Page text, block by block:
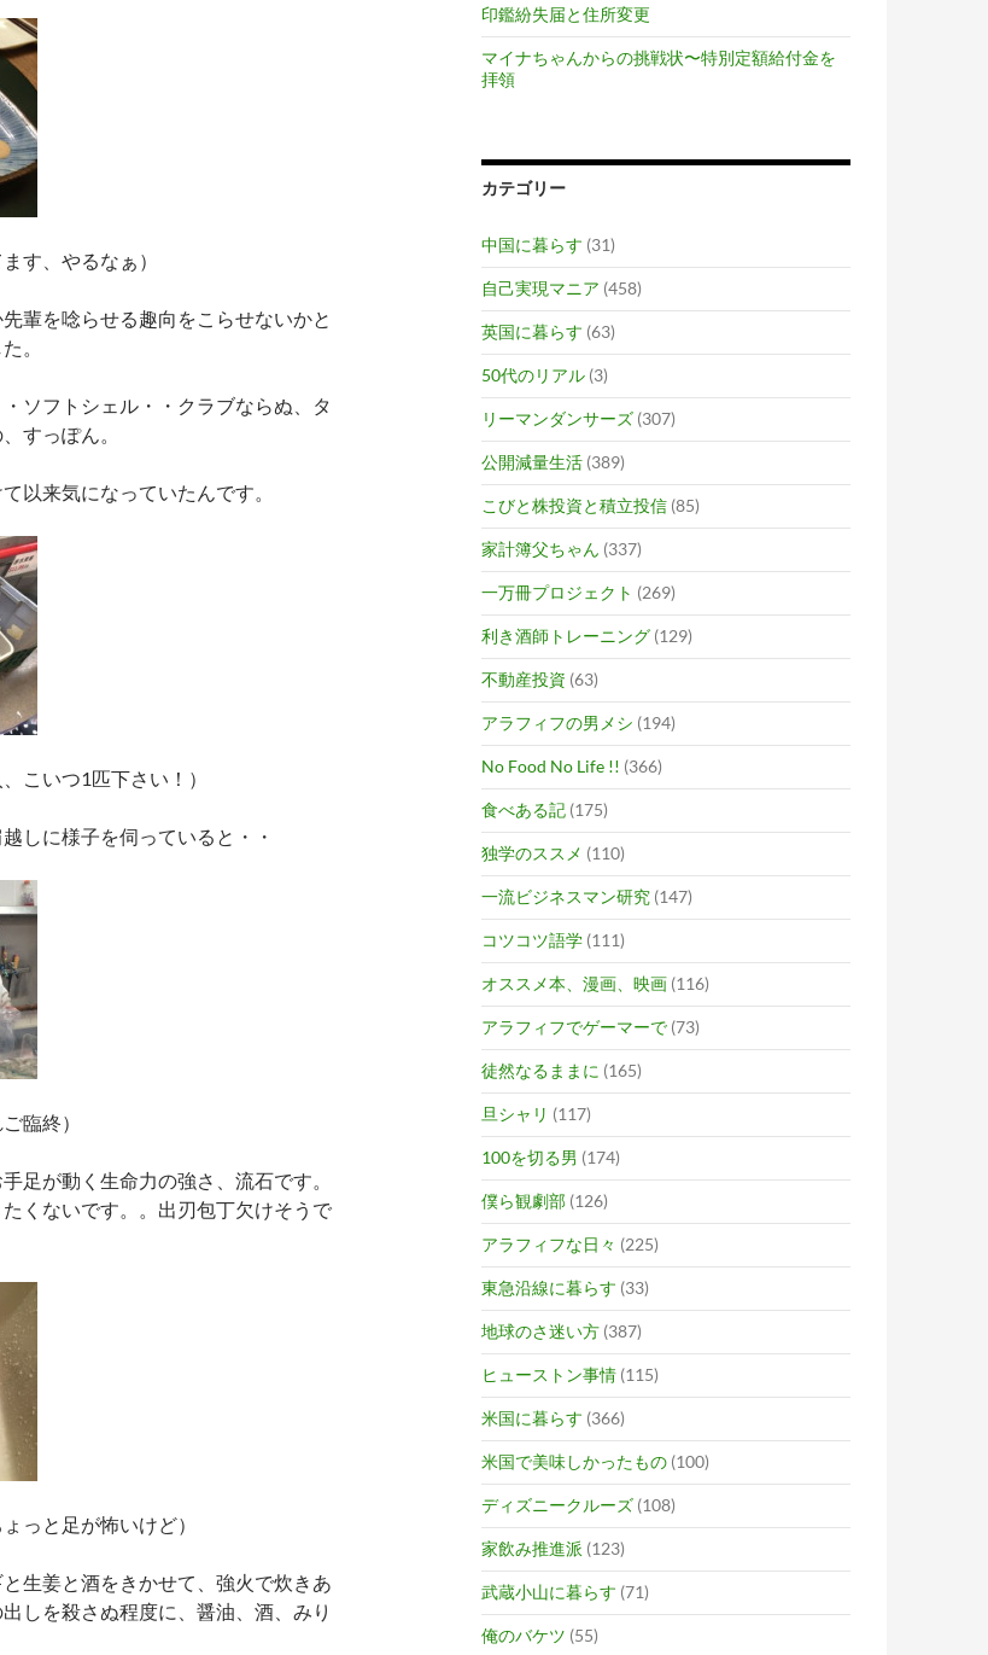
す、やるなぁ）
輩を唸らせる趣向をこらせないかと
。
ソフトシェル・・クラブならぬ、タ
すっぽん。
以来気になっていたんです。
こいつ1匹下さい！）
しに様子を伺っていると・・
臨終）
足が動く生命力の強さ、流石です。
くないです。。出刃包丁欠けそうで
っと足が怖いけど）
生姜と酒をきかせて、強火で炊きあ
しを殺さぬ程度に、醤油、酒、みり
印鑑紛失届と住所変更
マイナちゃんからの挑戦状〜特別定額給付金を
拝領
カテゴリー
中国に暮らす (31)
自己実現マニア (458)
英国に暮らす (63)
50代のリアル (3)
リーマンダンサーズ (307)
公開減量生活 (389)
こびと株投資と積立投信 (85)
家計簿父ちゃん (337)
一万冊プロジェクト (269)
利き酒師トレーニング (129)
不動産投資 (63)
アラフィフの男メシ (194)
No Food No Life !! (366)
食べある記 (175)
独学のススメ (110)
一流ビジネスマン研究 (147)
コツコツ語学 (111)
オススメ本、漫画、映画 (116)
アラフィフでゲーマーで (73)
徒然なるままに (165)
旦シャリ (117)
100を切る男 (174)
僕ら観劇部 (126)
アラフィフな日々 (225)
東急沿線に暮らす (33)
地球のさ迷い方 (387)
ヒューストン事情 (115)
米国に暮らす (366)
米国で美味しかったもの (100)
ディズニークルーズ (108)
家飲み推進派 (123)
武蔵小山に暮らす (71)
俺のバケツ (55)